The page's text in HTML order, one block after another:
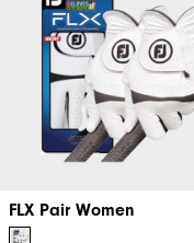
FLX Pair Women